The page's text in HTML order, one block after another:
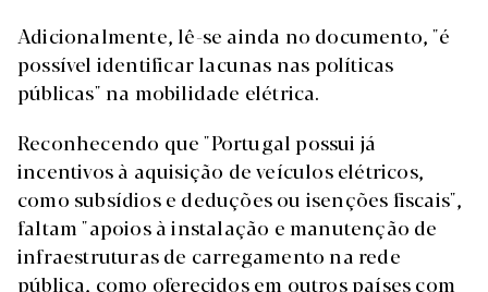
Adicionalmente, lê-se ainda no documento, "é
possível identificar lacunas nas políticas
públicas" na mobilidade elétrica.
Reconhecendo que "Portugal possui já
incentivos à aquisição de veículos elétricos,
como subsídios e deduções ou isenções fiscais",
faltam "apoios à instalação e manutenção de
infraestruturas de carregamento na rede
pública, como oferecidos em outros países com